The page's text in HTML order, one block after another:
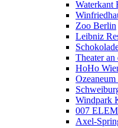
Waterkant
Zoo Berlin
Leibniz
Theater an
HoHo
Ozeaneum
Windpark
007
Axel-